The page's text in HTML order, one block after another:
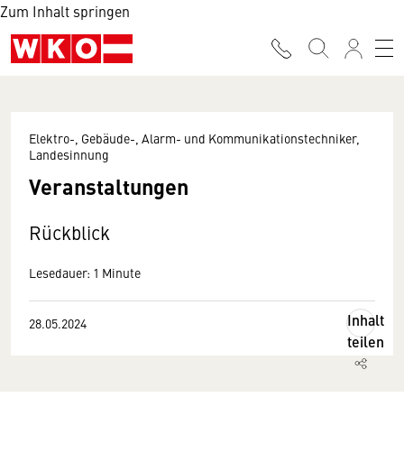
Zum Inhalt springen
Elektro-, Gebäude-, Alarm- und Kommunikationstechniker,
Landesinnung
Veranstaltungen
Rückblick
Lesedauer: 1 Minute
28.05.2024
Inhalt
teilen